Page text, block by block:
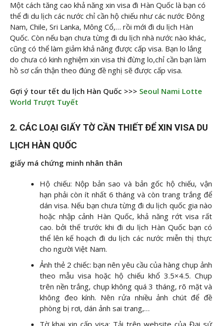
Một cách tăng cao khả năng xin visa đi Hàn Quốc là bạn có
thể đi du lịch các nước chỉ cần hộ chiếu như các nước Đông
Nam, Chile, Sri Lanka, Mông Cổ,… rồi mới đi du lịch Hàn
Quốc. Còn nếu bạn chưa từng đi du lịch nhà nước nào khác,
cũng có thể làm giảm khả năng được cấp visa. Bạn lo lắng
do chưa có kinh nghiệm xin visa thì đừng lo,chỉ cần bạn làm
hồ sơ cẩn thận theo đúng đề nghị sẽ được cấp visa.
Gợi ý tour tết du lịch Hàn Quốc >>> Seoul Nami Lotte
World Trượt Tuyết
2. CÁC LOẠI GIẤY TỜ CẦN THIẾT ĐỂ XIN VISA DU
LỊCH HÀN QUỐC
giấy má chứng minh nhân thân
Hộ chiếu: Nộp bản sao và bản gốc hộ chiếu, vận
hạn phải còn ít nhất 6 tháng và còn trang trắng để
dán visa. Nếu bạn chưa từng đi du lịch quốc gia nào
hoặc nhập cảnh Hàn Quốc, khả năng rớt visa rất
cao. bởi thế trước khi đi du lịch Hàn Quốc bạn có
thể lên kế hoạch đi du lịch các nước miễn thị thực
cho người Việt Nam.
Ảnh thẻ 2 chiếc: bạn nên yêu cầu của hàng chụp ảnh
theo mẫu visa hoặc hộ chiếu khổ 3.5×4.5. Chụp
trên nền trắng, chụp không quá 3 tháng, rõ mặt và
không đeo kính. Nên rửa nhiều ảnh chút để đề
phòng bị rơi, dán ảnh sai trang,…
Tờ khai xin cấp visa: Tải trên website của Đại sứ